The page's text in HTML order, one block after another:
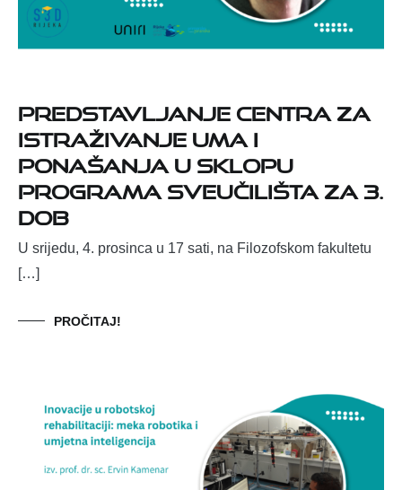
Predstavljanje Centra za
istraživanje uma i
ponašanja u sklopu
programa Sveučilišta za 3.
dob
U srijedu, 4. prosinca u 17 sati, na Filozofskom fakultetu
[…]
PROČITAJ!